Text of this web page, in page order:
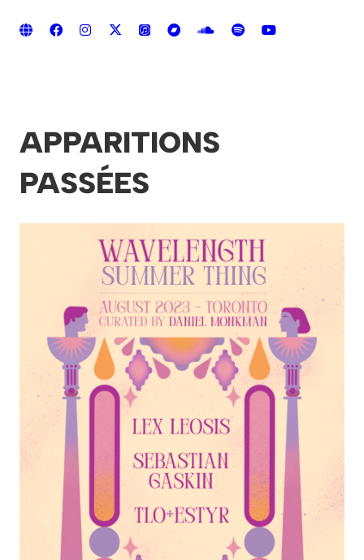
APPARITIONS
PASSÉES